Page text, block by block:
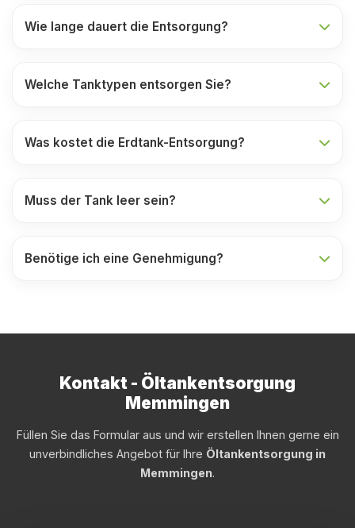
Wie lange dauert die Entsorgung?
Welche Tanktypen entsorgen Sie?
Was kostet die Erdtank-Entsorgung?
Muss der Tank leer sein?
Benötige ich eine Genehmigung?
Kontakt - Öltankentsorgung
Memmingen
Füllen Sie das Formular aus und wir erstellen Ihnen gerne ein
unverbindliches Angebot für Ihre Öltankentsorgung in
Memmingen.